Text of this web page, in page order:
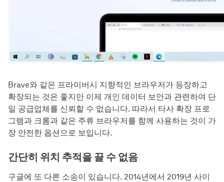
Brave와 같은 프라이버시 지향적인 브라우저가 등장하고
확장되는 것은 좋지만 이제 개인 데이터 보안과 관련하여 단
일 공급업체를 신뢰할 수 없습니다. 따라서 타사 확장 프로
그램과 크롬과 같은 주류 브라우저를 함께 사용하는 것이 가
장 안전한 옵션으로 보입니다.
간단히 위치 추적을 끌 수 없음
구글에 또 다른 소송이 있습니다. 2014년에서 2019년 사이